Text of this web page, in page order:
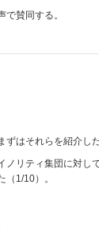
賛同する。
はそれらを紹介した
リティ集団に対し
1/10）。